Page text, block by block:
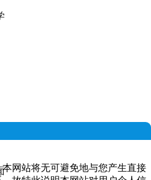
网站将无可避免地与您产生直接